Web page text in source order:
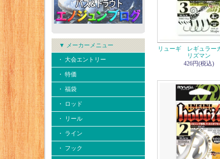
▼ メーカーメニュー
・ 大会エントリー
・ 特価
・ 福袋
・ ロッド
・ リール
・ ライン
・ フック
リューギ レギュラー
リズマン
426円(税込)